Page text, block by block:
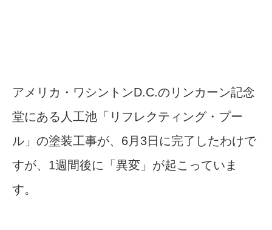
アメリカ・ワシントンD.C.のリンカーン記念
堂にある人工池「リフレクティング・プー
ル」の塗装工事が、6月3日に完了したわけで
すが、1週間後に「異変」が起こっていま
す。